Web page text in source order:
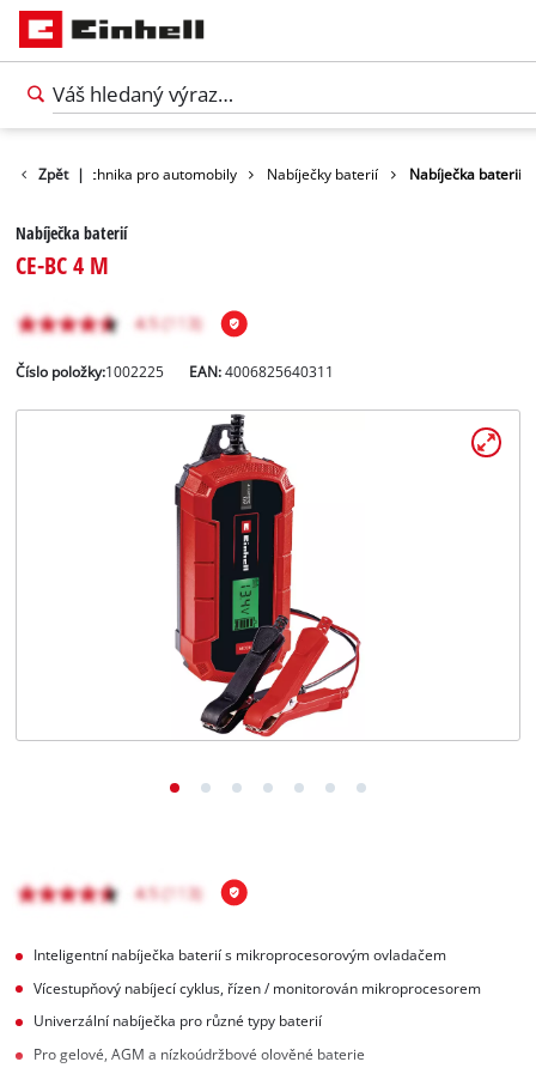
Zpět |
čas Technika pro automobily Nabíječky baterií Nabíječka baterií
Nabíječka baterií
CE-BC 4 M
Číslo položky:1002225 EAN:4006825640311
Inteligentní nabíječka baterií s mikroprocesorovým ovladačem
Vícestupňový nabíjecí cyklus, řízen / monitorován mikroprocesorem
Univerzální nabíječka pro různé typy baterií
Pro gelové, AGM a nízkoúdržbové olověné baterie